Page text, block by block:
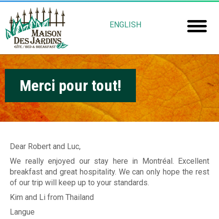
Aller
contenu
principal
M
a
i
s
n
D
e
s
J
a
ENGLISH
Merci pour tout!
Dear Robert and Luc,
We really enjoyed our stay here in Montréal. Excellent
breakfast and great hospitality. We can only hope the rest
of our trip will keep up to your standards.
Kim and Li from Thailand
Langue